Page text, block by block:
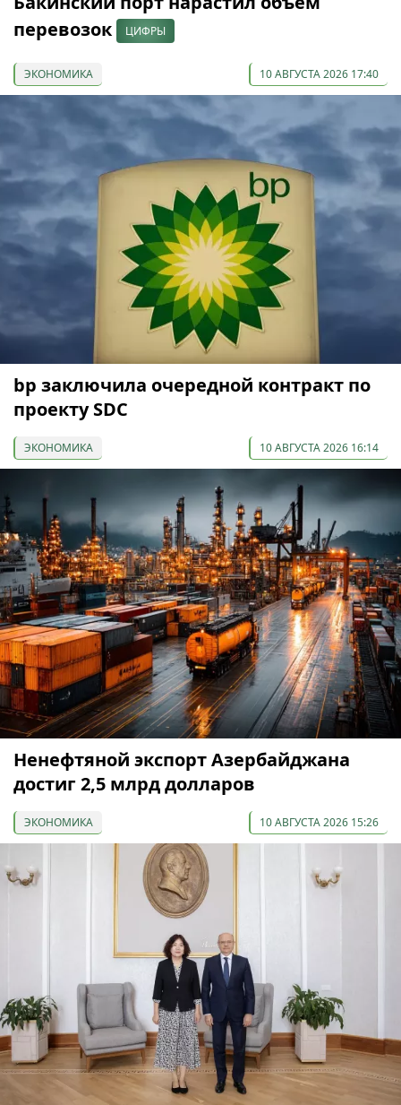
перевозок
ЦИФРЫ
ЭКОНОМИКА 10 АВГУСТА 2026 17:40
bp заключила очередной контракт по
проекту SDC
ЭКОНОМИКА 10 АВГУСТА 2026 16:14
Ненефтяной экспорт Азербайджана
достиг 2,5 млрд долларов
ЭКОНОМИКА 10 АВГУСТА 2026 15:26